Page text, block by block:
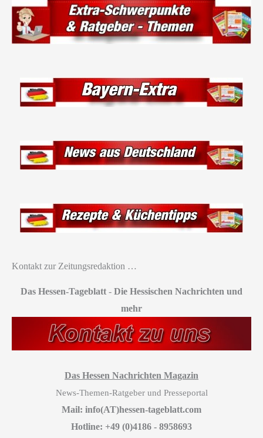
Kontakt zur Zeitungsredaktion …
Das Hessen-Tageblatt - Die Hessischen Nachrichten und
mehr
Das Hessen Nachrichten Magazin
News-Themen-Ratgeber und Presseportal
Mail: info(AT)hessen-tageblatt.com
Hotline: +49 (0)4186 - 8958693